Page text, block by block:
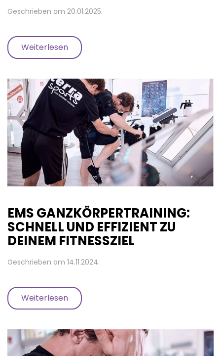
Geschrieben am 20.01.2025.
Weiterlesen
EMS GANZKÖRPERTRAINING:
SCHNELL UND EFFIZIENT ZU
DEINEM FITNESSZIEL
Geschrieben am 14.11.2024.
Weiterlesen